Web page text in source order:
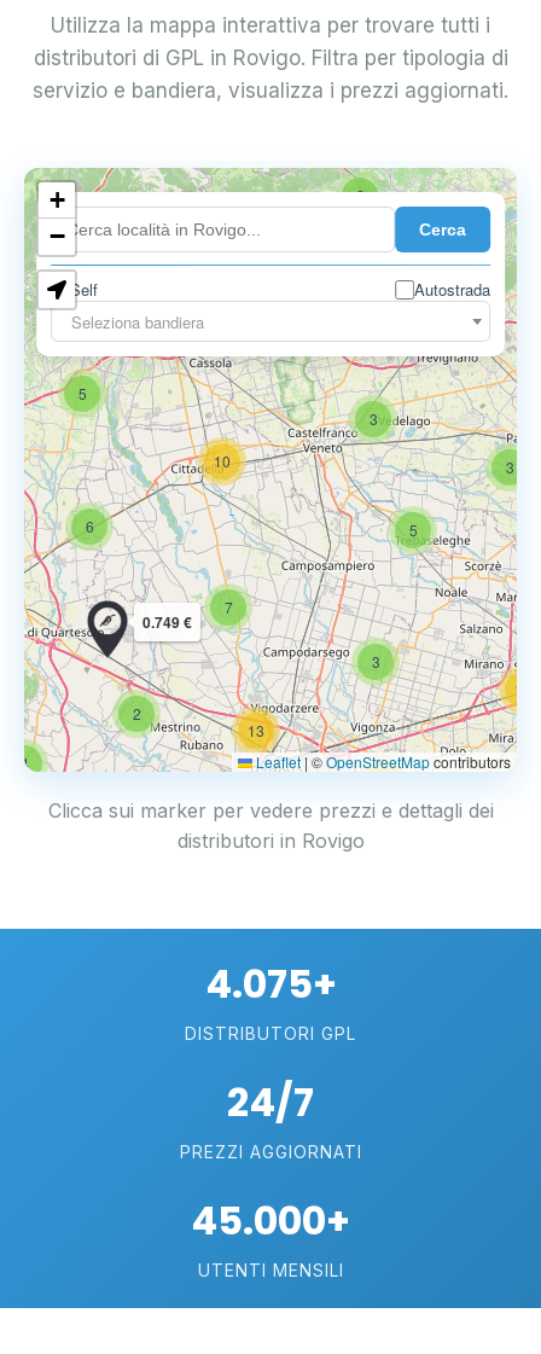
Utilizza la mappa interattiva per trovare tutti i
distributori di GPL in Rovigo. Filtra per tipologia di
servizio e bandiera, visualizza i prezzi aggiornati.
Cerca
Self
Autostrada
Seleziona bandiera
3
14
3
2
5
6
4
2
5
3
6
10
7
13
0.749 €
+
−
Leaflet | ©OpenStreetMapcontributors
Clicca sui marker per vedere prezzi e dettagli dei
distributori in Rovigo
4.075+
DISTRIBUTORI GPL
24/7
PREZZI AGGIORNATI
45.000+
UTENTI MENSILI